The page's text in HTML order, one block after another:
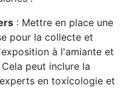
: Mettre en place une
pour la collecte et
à l'amiante et
peut inclure la
en toxicologie et